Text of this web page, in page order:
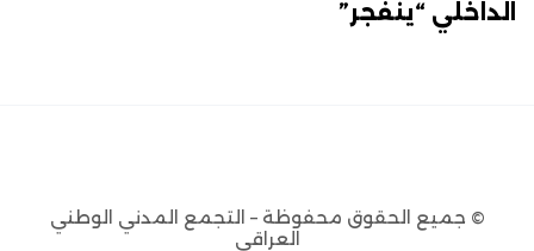
الداخلي “ينفجر”
© جميع الحقوق محفوظة – التجمع المدني الوطني
العراقي